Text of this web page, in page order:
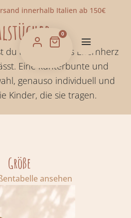
innerhalb Italien ab 150€
0
-halstücher
du alles, was das Elternherz
Eine kunterbunte und
genauso individuell und
Kinder, die sie tragen.
Größe
ansehen